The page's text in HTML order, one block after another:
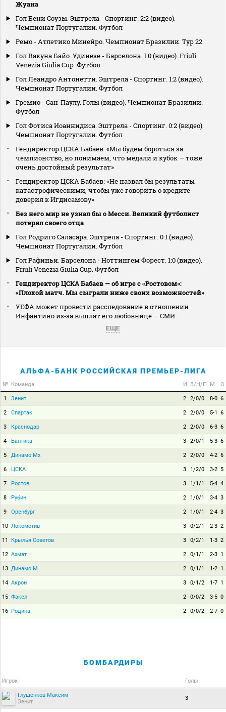
Жуана
Гол Бени Соузы. Эштрела - Спортинг. 2:2 (видео).
Чемпионат Португалии. Футбол
Ремо - Атлетико Минейро. Чемпионат Бразилии. Тур 22
Гол Вакуна Байо. Удинезе - Барселона. 1:0 (видео). Friuli
Venezia Giulia Cup. Футбол
Гол Леандро Антонетти. Эштрела - Спортинг. 1:2 (видео).
Чемпионат Португалии. Футбол
Гремио - Сан-Паулу. Голы (видео). Чемпионат Бразилии.
Футбол
Гол Фотиса Иоаннидиса. Эштрела - Спортинг. 0:2 (видео).
Чемпионат Португалии. Футбол
Гендиректор ЦСКА Бабаев: «Мы будем бороться за
чемпионство, но понимаем, что медали и кубок — тоже
очень достойный результат»
Гендиректор ЦСКА Бабаев: «Не назвал бы результаты
катастрофическими, чтобы уже говорить о кредите
доверия к Игдисамову»
Без него мир не узнал бы о Месси. Великий футболист
потерял своего отца
Гол Родриго Саласара. Эштрела - Спортинг. 0:1 (видео).
Чемпионат Португалии. Футбол
Гол Рафиньи. Барселона - Ноттингем Форест. 1:0 (видео).
Friuli Venezia Giulia Cup. Футбол
Гендиректор ЦСКА Бабаев — об игре с «Ростовом»:
«Плохой матч. Мы сыграли ниже своих возможностей»
УЕФА может провести расследование в отношении
Инфантино из‑за выплат его любовнице — СМИ
ЕЩЕ
АЛЬФА-БАНК РОССИЙСКАЯ ПРЕМЬЕР-ЛИГА
№ Команда И В/Н/П М О
1 Зенит 2 2/0/0 8-0 6
2 Спартак 2 2/0/0 5-1 6
3 Краснодар 2 2/0/0 6-3 6
4 Балтика 3 2/0/1 5-3 6
5 Динамо Мх 2 2/0/0 4-2 6
6 ЦСКА 3 1/2/0 3-2 5
7 Ростов 3 1/1/1 5-4 4
8 Рубин 2 1/0/1 3-4 3
9 Оренбург 2 1/0/1 2-4 3
10 Локомотив 3 0/2/1 2-3 2
11 Крылья Советов 3 0/2/1 1-3 2
12 Ахмат 2 0/1/1 2-3 1
13 Динамо М 2 0/1/1 1-2 1
14 Акрон 3 0/1/2 1-7 1
15 Факел 2 0/0/2 3-5 0
16 Родина 2 0/0/2 2-7 0
БОМБАРДИРЫ
Игрок Голы
Глушенков Максим
Зенит
3